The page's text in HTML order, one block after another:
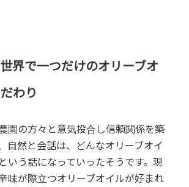
界で一つだけのオリーブオ
わり
園の方々と意気投合し信頼関係を築
自然と会話は、どんなオリーブオイ
いう話になっていったそうです。現
味が際立つオリーブオイルが好まれ